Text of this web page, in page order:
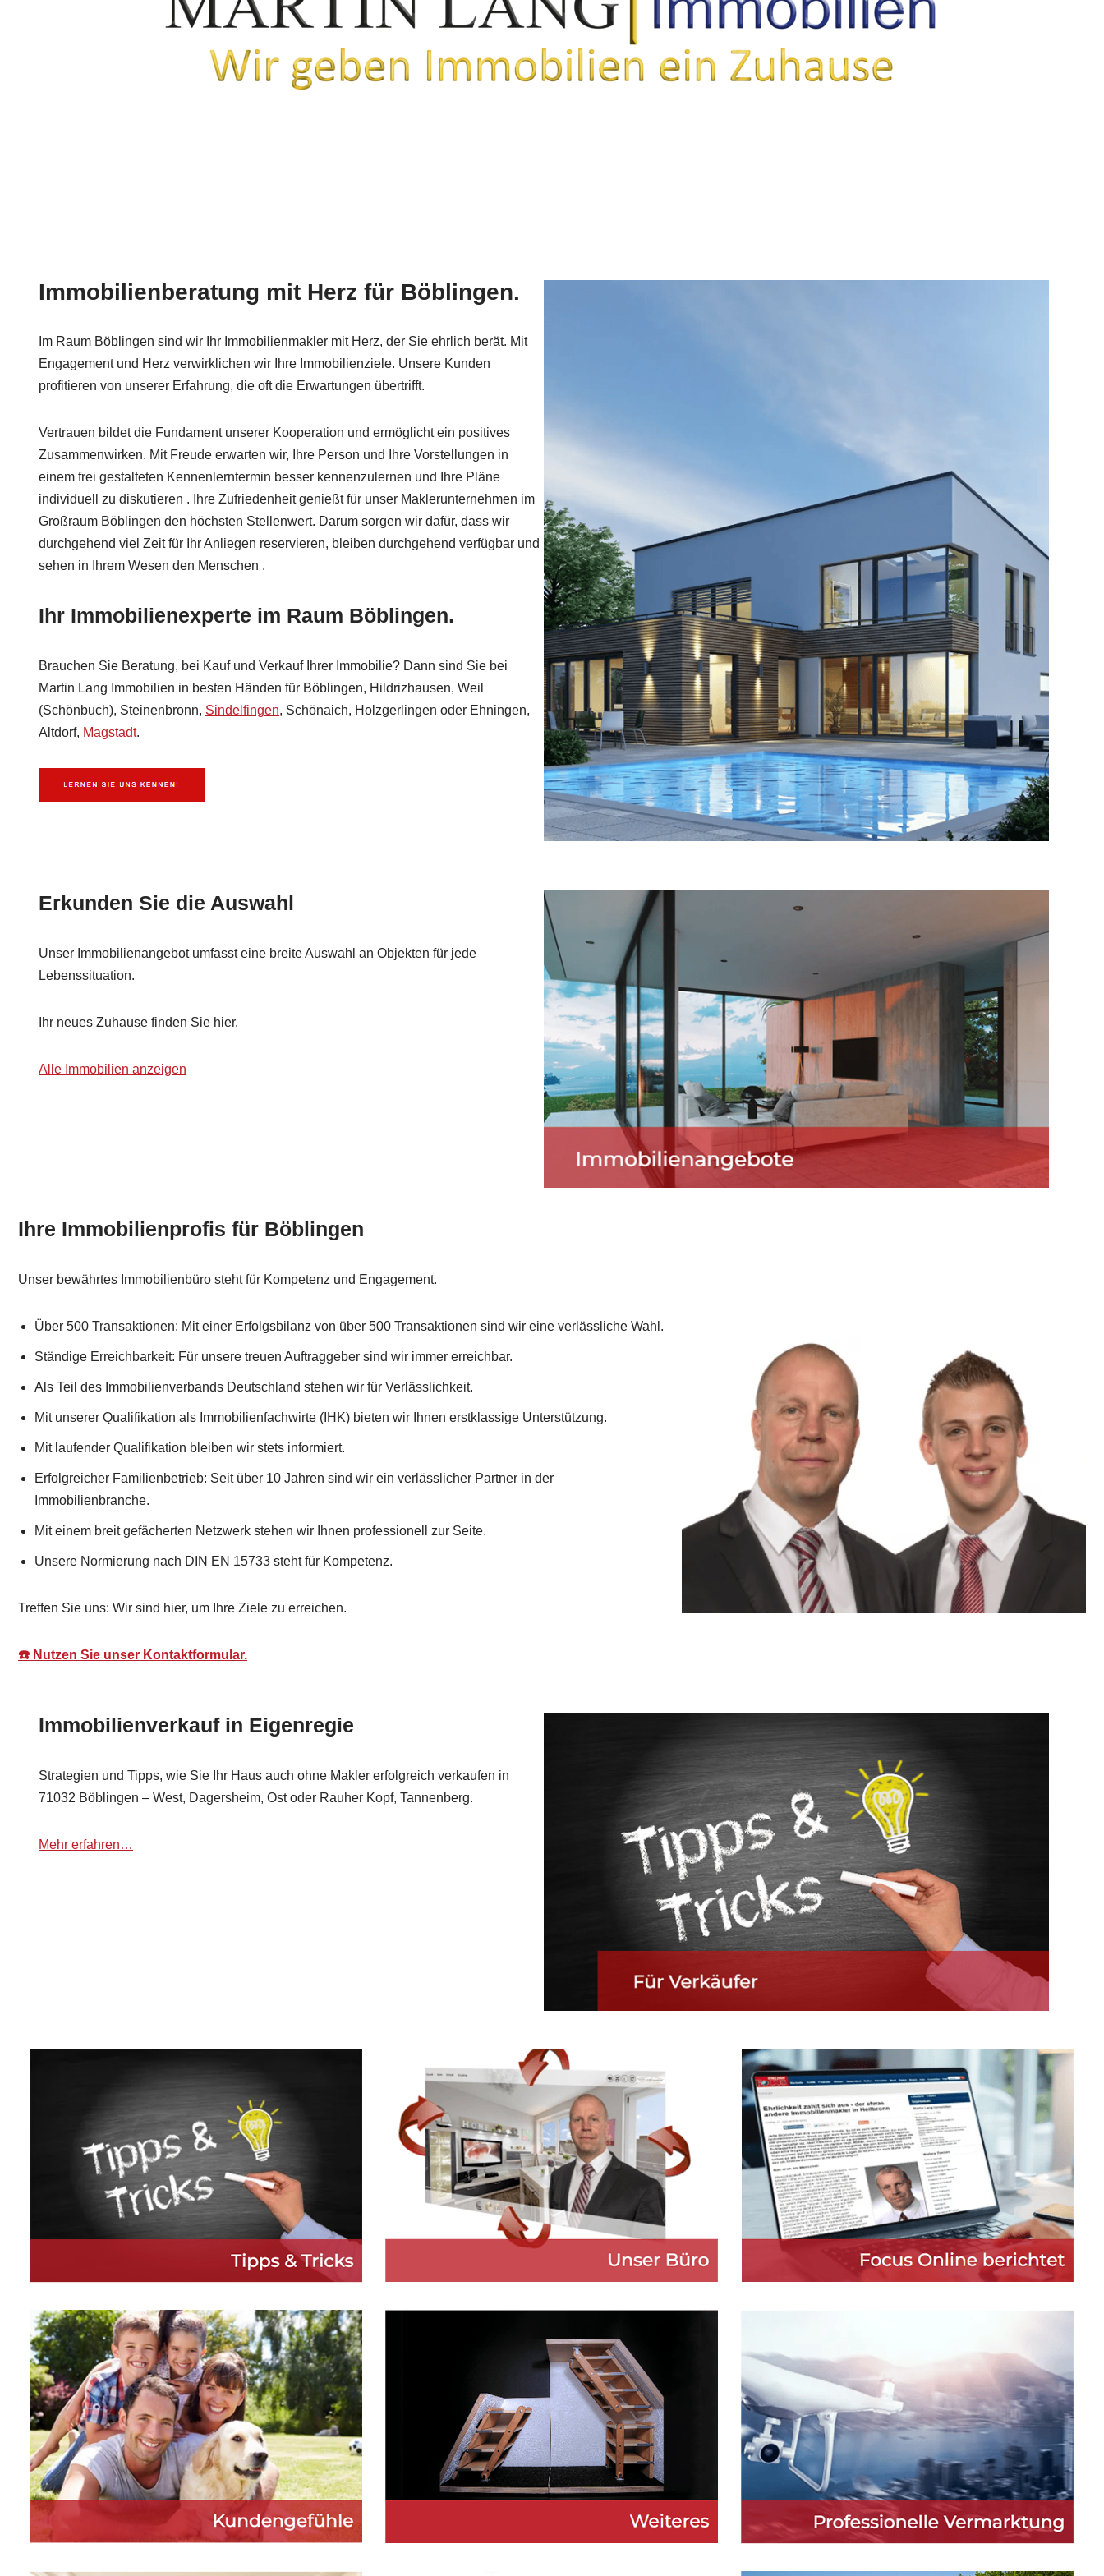
Immobilienberatung mit Herz für Böblingen.
Im Raum Böblingen sind wir Ihr Immobilienmakler mit Herz, der Sie ehrlich berät. Mit
Engagement und Herz verwirklichen wir Ihre Immobilienziele. Unsere Kunden
profitieren von unserer Erfahrung, die oft die Erwartungen übertrifft.
Vertrauen bildet die Fundament unserer Kooperation und ermöglicht ein positives
Zusammenwirken. Mit Freude erwarten wir, Ihre Person und Ihre Vorstellungen in
einem frei gestalteten Kennenlerntermin besser kennenzulernen und Ihre Pläne
individuell zu diskutieren . Ihre Zufriedenheit genießt für unser Maklerunternehmen im
Großraum Böblingen den höchsten Stellenwert. Darum sorgen wir dafür, dass wir
durchgehend viel Zeit für Ihr Anliegen reservieren, bleiben durchgehend verfügbar und
sehen in Ihrem Wesen den Menschen .
Ihr Immobilienexperte im Raum Böblingen.
Brauchen Sie Beratung, bei Kauf und Verkauf Ihrer Immobilie? Dann sind Sie bei
Martin Lang Immobilien in besten Händen für Böblingen, Hildrizhausen, Weil
(Schönbuch), Steinenbronn, Sindelfingen, Schönaich, Holzgerlingen oder Ehningen,
Altdorf, Magstadt.
Erkunden Sie die Auswahl
Unser Immobilienangebot umfasst eine breite Auswahl an Objekten für jede
Lebenssituation.
Ihr neues Zuhause finden Sie hier.
Alle Immobilien anzeigen
Ihre Immobilienprofis für Böblingen
Unser bewährtes Immobilienbüro steht für Kompetenz und Engagement.
Über 500 Transaktionen: Mit einer Erfolgsbilanz von über 500 Transaktionen sind wir eine verlässliche Wahl.
Ständige Erreichbarkeit: Für unsere treuen Auftraggeber sind wir immer erreichbar.
Als Teil des Immobilienverbands Deutschland stehen wir für Verlässlichkeit.
Mit unserer Qualifikation als Immobilienfachwirte (IHK) bieten wir Ihnen erstklassige Unterstützung.
Mit laufender Qualifikation bleiben wir stets informiert.
Erfolgreicher Familienbetrieb: Seit über 10 Jahren sind wir ein verlässlicher Partner in der
Immobilienbranche.
Mit einem breit gefächerten Netzwerk stehen wir Ihnen professionell zur Seite.
Unsere Normierung nach DIN EN 15733 steht für Kompetenz.
Treffen Sie uns: Wir sind hier, um Ihre Ziele zu erreichen.
☎️ Nutzen Sie unser Kontaktformular.
Immobilienverkauf in Eigenregie
Strategien und Tipps, wie Sie Ihr Haus auch ohne Makler erfolgreich verkaufen in
71032 Böblingen – West, Dagersheim, Ost oder Rauher Kopf, Tannenberg.
Mehr erfahren…